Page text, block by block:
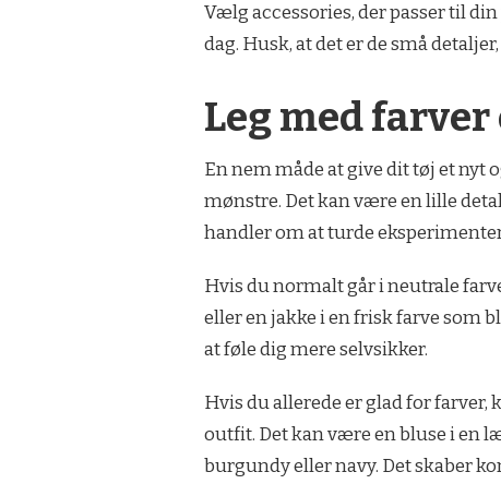
Vælg accessories, der passer til
dag. Husk, at det er de små
Leg med
En nem måde at give dit tøj et nyt
mønstre. Det kan være en lille
handler om at turde
Hvis du normalt går i neutrale
eller en jakke i en frisk farve som
at føle dig mere selvsikker.
Hvis du allerede er glad for
outfit. Det kan være en bluse i en
burgundy eller navy. Det skaber